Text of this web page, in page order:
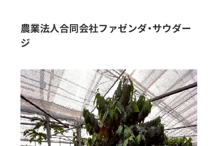
農業法人合同会社ファゼンダ・サウダー
ジ